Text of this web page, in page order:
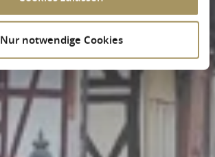
Nur notwendige Cookies